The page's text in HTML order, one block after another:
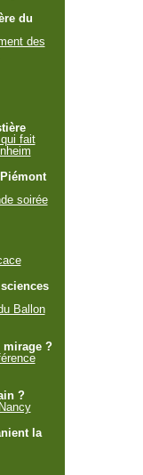
du
des
fait
soirée
Ballon
mirage ?
?
la